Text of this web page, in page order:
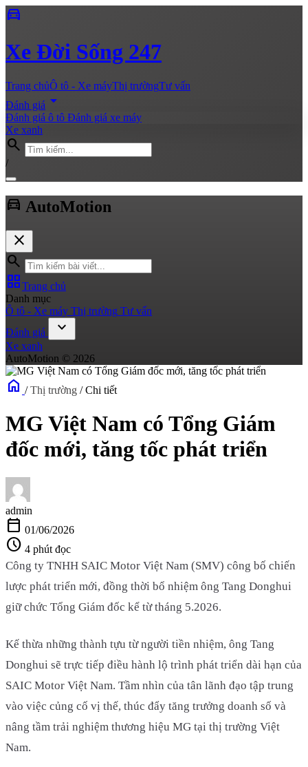
directions_car
Xe Đời Sống 247
Trang chủÔ tô - Xe máyThị trườngTư vấn
Đánh giá arrow_drop_down
Đánh giá ô tô Đánh giá xe máy
Xe xanh
search
/
directions_car AutoMotion
close
search
grid_viewTrang chủ
Danh mục
Ô tô - Xe máy Thị trường Tư vấn
Đánh giá
expand_more
Xe xanh
AutoMotion © 2026
home / Thị trường / Chi tiết
MG Việt Nam có Tổng Giám
đốc mới, tăng tốc phát triển
admin
calendar_today 01/06/2026
schedule 4 phút đọc
Công ty TNHH SAIC Motor Việt Nam (SMV) công bố chiến
lược phát triển mới, đồng thời bổ nhiệm ông Tang Donghui
giữ chức Tổng Giám đốc kể từ tháng 5.2026.
Kế thừa những thành tựu từ người tiền nhiệm, ông Tang
Donghui sẽ trực tiếp điều hành lộ trình phát triển dài hạn của
SAIC Motor Việt Nam. Tầm nhìn của tân lãnh đạo tập trung
vào việc củng cố vị thế, thúc đẩy tăng trưởng doanh số và
nâng tầm trải nghiệm thương hiệu MG tại thị trường Việt
Nam.